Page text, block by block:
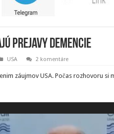
prejavy demencie
USA 2 komentáre
záujmov USA. Počas rozhovoru si